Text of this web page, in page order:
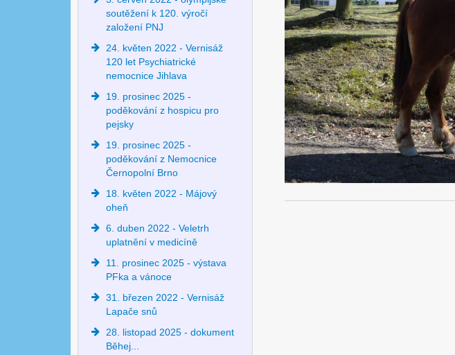
soutěžení k 120. výročí
založení PNJ
24. květen 2022 - Vernisáž
120 let Psychiatrické
nemocnice Jihlava
19. prosinec 2025 -
poděkování z hospicu pro
pejsky
19. prosinec 2025 -
poděkování z Nemocnice
Černopolní Brno
18. květen 2022 - Májový
oheň
6. duben 2022 - Veletrh
uplatnění v medicíně
11. prosinec 2025 - výstava
PFka a vánoce
31. březen 2022 - Vernisáž
Lapače snů
28. listopad 2025 - dokument
Běhej...